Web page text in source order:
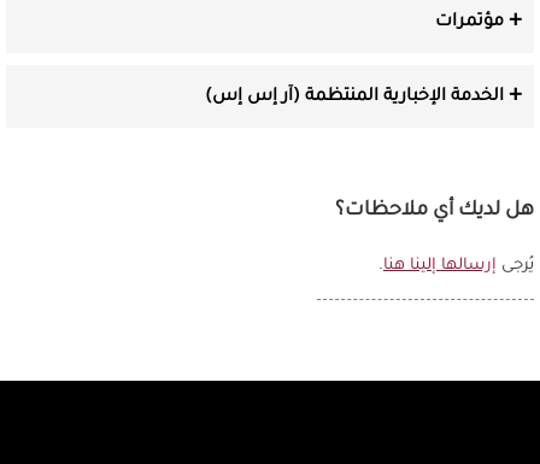
مؤتمرات
الخدمة الإخبارية المنتظمة (آر إس إس)
هل لديك أي ملاحظات؟
يُرجى إرسالها إلينا هنا.